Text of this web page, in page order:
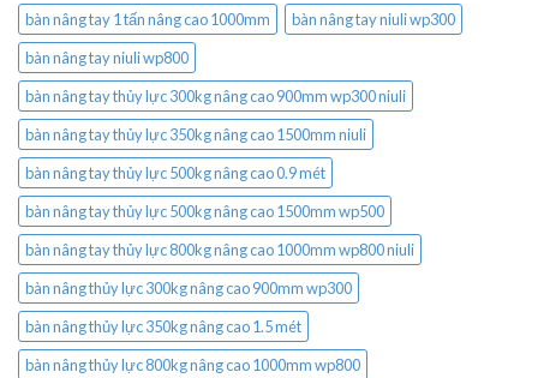
bàn nâng tay 1 tấn nâng cao 1000mm
bàn nâng tay niuli wp300
bàn nâng tay niuli wp800
bàn nâng tay thủy lực 300kg nâng cao 900mm wp300 niuli
bàn nâng tay thủy lực 350kg nâng cao 1500mm niuli
bàn nâng tay thủy lực 500kg nâng cao 0.9 mét
bàn nâng tay thủy lực 500kg nâng cao 1500mm wp500
bàn nâng tay thủy lực 800kg nâng cao 1000mm wp800 niuli
bàn nâng thủy lực 300kg nâng cao 900mm wp300
bàn nâng thủy lực 350kg nâng cao 1.5 mét
bàn nâng thủy lực 800kg nâng cao 1000mm wp800